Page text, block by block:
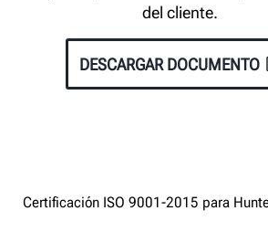
del cliente.
DESCARGAR DOCUMENTO